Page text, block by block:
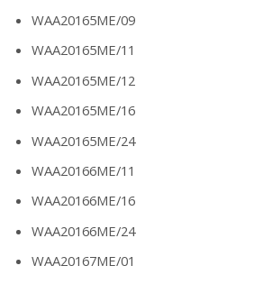
WAA20165ME/09
WAA20165ME/11
WAA20165ME/12
WAA20165ME/16
WAA20165ME/24
WAA20166ME/11
WAA20166ME/16
WAA20166ME/24
WAA20167ME/01